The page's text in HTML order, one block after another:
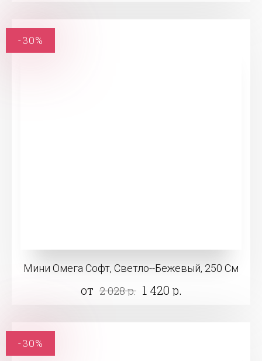
Мини Омега Софт, Светло--Бежевый, 250 См
от 2 028 р. 1 420 р.
-30%
-30%